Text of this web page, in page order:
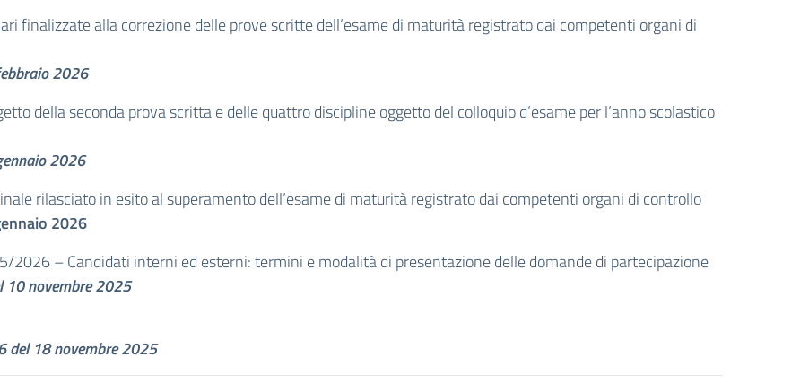
finalizzate alla correzione delle prove scritte dell’esame di maturità registrato dai competenti organi di
2026
della seconda prova scritta e delle quattro discipline oggetto del colloquio d’esame per l’anno scolastico
2026
rilasciato in esito al superamento dell’esame di maturità registrato dai competenti organi di controllo
2026
2026 – Candidati interni ed esterni: termini e modalità di presentazione delle domande di partecipazione
10 novembre 2025
del 18 novembre 2025